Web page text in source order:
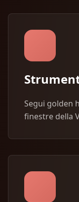
Segui golden
finestre della